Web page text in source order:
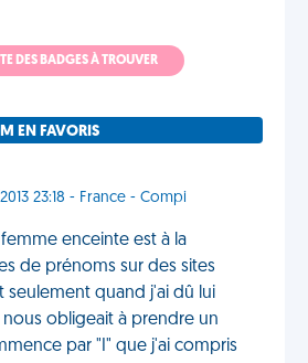
DES BADGES À TROUVER
EN FAVORIS
23:18 - France - Compi
enceinte est à la
de prénoms sur des sites
seulement quand j'ai dû lui
obligeait à prendre un
par "I" que j'ai compris